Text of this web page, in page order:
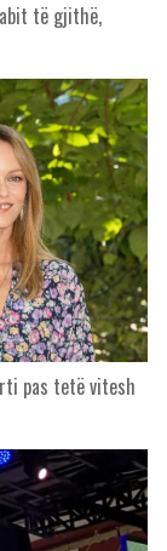
të gjithë,
pas tetë vitesh